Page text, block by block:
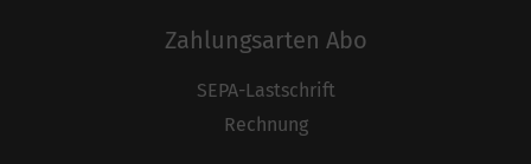
Zahlungsarten Abo
SEPA-Lastschrift
Rechnung